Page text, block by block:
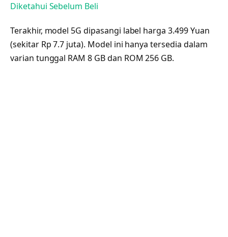
Diketahui Sebelum Beli
Terakhir, model 5G dipasangi label harga 3.499 Yuan
(sekitar Rp 7.7 juta). Model ini hanya tersedia dalam
varian tunggal RAM 8 GB dan ROM 256 GB.